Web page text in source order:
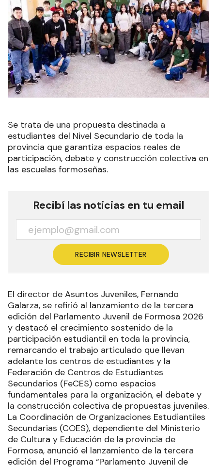
Se trata de una propuesta destinada a
estudiantes del Nivel Secundario de toda la
provincia que garantiza espacios reales de
participación, debate y construcción colectiva en
las escuelas formoseñas.
Recibí las noticias en tu email
RECIBIR NEWSLETTER
El director de Asuntos Juveniles, Fernando
Galarza, se refirió al lanzamiento de la tercera
edición del Parlamento Juvenil de Formosa 2026
y destacó el crecimiento sostenido de la
participación estudiantil en toda la provincia,
remarcando el trabajo articulado que llevan
adelante los centros de estudiantes y la
Federación de Centros de Estudiantes
Secundarios (FeCES) como espacios
fundamentales para la organización, el debate y
la construcción colectiva de propuestas juveniles.
La Coordinación de Organizaciones Estudiantiles
Secundarias (COES), dependiente del Ministerio
de Cultura y Educación de la provincia de
Formosa, anunció el lanzamiento de la tercera
edición del Programa “Parlamento Juvenil de